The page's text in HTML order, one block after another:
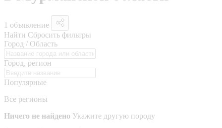
1 объявление
Найти Сбросить фильтры
Город / Область
Город, регион
Популярные
Все регионы
Ничего не найдено Укажите другую породу